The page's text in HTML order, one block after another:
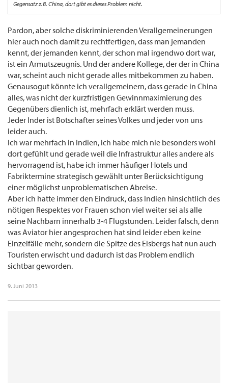
Gegensatz z.B. China, dort gibt es dieses Problem nicht.
Pardon, aber solche diskriminierenden Verallgemeinerungen
hier auch noch damit zu rechtfertigen, dass man jemanden
kennt, der jemanden kennt, der schon mal irgendwo dort war,
ist ein Armutszeugnis. Und der andere Kollege, der der in China
war, scheint auch nicht gerade alles mitbekommen zu haben.
Genausogut könnte ich verallgemeinern, dass gerade in China
alles, was nicht der kurzfristigen Gewinnmaximierung des
Gegenübers dienlich ist, mehrfach erklärt werden muss.
Jeder Inder ist Botschafter seines Volkes und jeder von uns
leider auch.
Ich war mehrfach in Indien, ich habe mich nie besonders wohl
dort gefühlt und gerade weil die Infrastruktur alles andere als
hervorragend ist, habe ich immer häufiger Hotels und
Fabriktermine strategisch gewählt unter Berücksichtigung
einer möglichst unproblematischen Abreise.
Aber ich hatte immer den Eindruck, dass Indien hinsichtlich des
nötigen Respektes vor Frauen schon viel weiter sei als alle
seine Nachbarn innerhalb 3-4 Flugstunden. Leider falsch, denn
was Aviator hier angesprochen hat sind leider eben keine
Einzelfälle mehr, sondern die Spitze des Eisbergs hat nun auch
Touristen erwischt und dadurch ist das Problem endlich
sichtbar geworden.
9. Juni 2013